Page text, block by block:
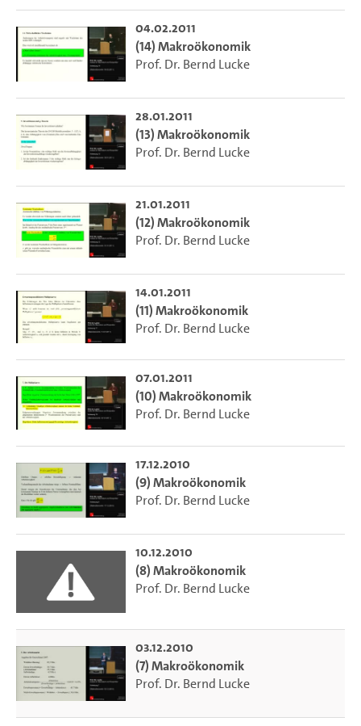
04.02.2011
(14) Makroökonomik
Prof. Dr. Bernd Lucke
28.01.2011
(13) Makroökonomik
Prof. Dr. Bernd Lucke
21.01.2011
(12) Makroökonomik
Prof. Dr. Bernd Lucke
14.01.2011
(11) Makroökonomik
Prof. Dr. Bernd Lucke
07.01.2011
(10) Makroökonomik
Prof. Dr. Bernd Lucke
17.12.2010
(9) Makroökonomik
Prof. Dr. Bernd Lucke
10.12.2010
(8) Makroökonomik
Prof. Dr. Bernd Lucke
03.12.2010
(7) Makroökonomik
Prof. Dr. Bernd Lucke